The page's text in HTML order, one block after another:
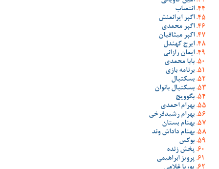
انتصاب
اکبر ایرانمنش
اکبر محمدی
اکبر میثاقیان
ایرج کهندل
ایمان رازانی
بابا محمدی
برنامه بازی
بسکتبال
بسکتبال بانوان
بگوویچ
بهرام احمدی
بهرام رشیدفرخی
بهنام بستان
بهنام داداش وند
بوکس
پخش زنده
پرویز ابراهیمی